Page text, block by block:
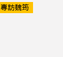
專訪魏筠